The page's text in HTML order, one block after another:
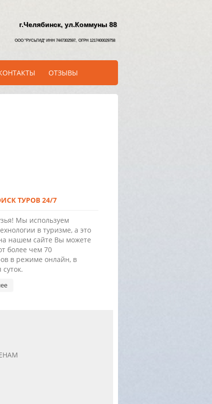
г.Челябинск, ул.Коммуны 88
ООО "РУСЬГИД" ИНН 7447302597, ОГРН 1217400029758
ОТЗЫВЫ
ТУРОВ 24/7
Мы используем
в туризме, а это
нашем сайте Вы можете
более чем 70
в режиме онлайн, в